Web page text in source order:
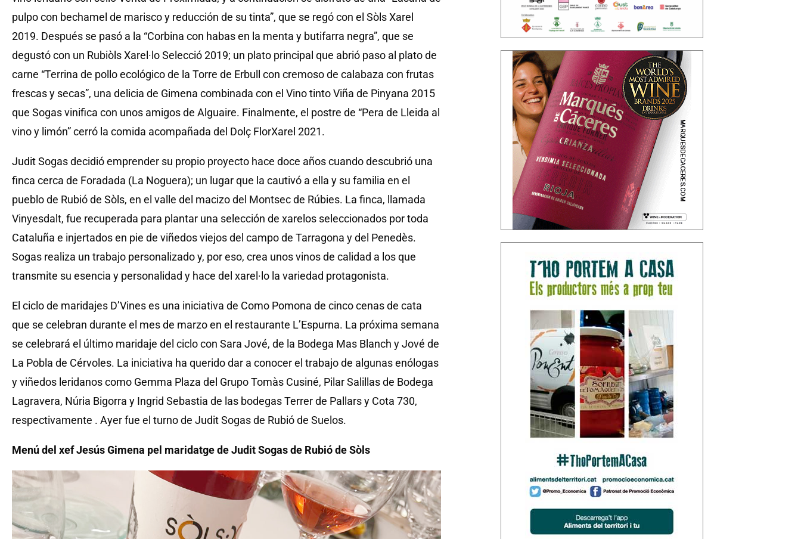
pulpo con bechamel de marisco y reducción de su tinta”, que se regó con el Sòls Xarel
2019. Después se pasó a la “Corbina con habas en la menta y butifarra negra”, que se
degustó con un Rubiòls Xarel·lo Selecció 2019; un plato principal que abrió paso al plato de
carne “Terrina de pollo ecológico de la Torre de Erbull con cremoso de calabaza con frutas
frescas y secas”, una delicia de Gimena combinada con el Vino tinto Viña de Pinyana 2015
que Sogas vinifica con unos amigos de Alguaire. Finalmente, el postre de “Pera de Lleida al
vino y limón” cerró la comida acompañada del Dolç FlorXarel 2021.
Judit Sogas decidió emprender su propio proyecto hace doce años cuando descubrió una
finca cerca de Foradada (La Noguera); un lugar que la cautivó a ella y su familia en el
pueblo de Rubió de Sòls, en el valle del macizo del Montsec de Rúbies. La finca, llamada
Vinyesdalt, fue recuperada para plantar una selección de xarelos seleccionados por toda
Cataluña e injertados en pie de viñedos viejos del campo de Tarragona y del Penedès.
Sogas realiza un trabajo personalizado y, por eso, crea unos vinos de calidad a los que
transmite su esencia y personalidad y hace del xarel·lo la variedad protagonista.
El ciclo de maridajes D’Vines es una iniciativa de Como Pomona de cinco cenas de cata
que se celebran durante el mes de marzo en el restaurante L’Espurna. La próxima semana
se celebrará el último maridaje del ciclo con Sara Jové, de la Bodega Mas Blanch y Jové de
La Pobla de Cérvoles. La iniciativa ha querido dar a conocer el trabajo de algunas enólogas
y viñedos leridanos como Gemma Plaza del Grupo Tomàs Cusiné, Pilar Salillas de Bodega
Lagravera, Núria Bigorra y Ingrid Sebastia de las bodegas Terrer de Pallars y Cota 730,
respectivamente . Ayer fue el turno de Judit Sogas de Rubió de Suelos.
Menú del xef Jesús Gimena pel maridatge de Judit Sogas de Rubió de Sòls